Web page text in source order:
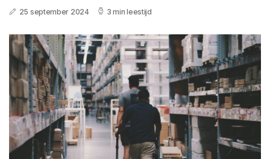
25 september 2024 3 min leestijd